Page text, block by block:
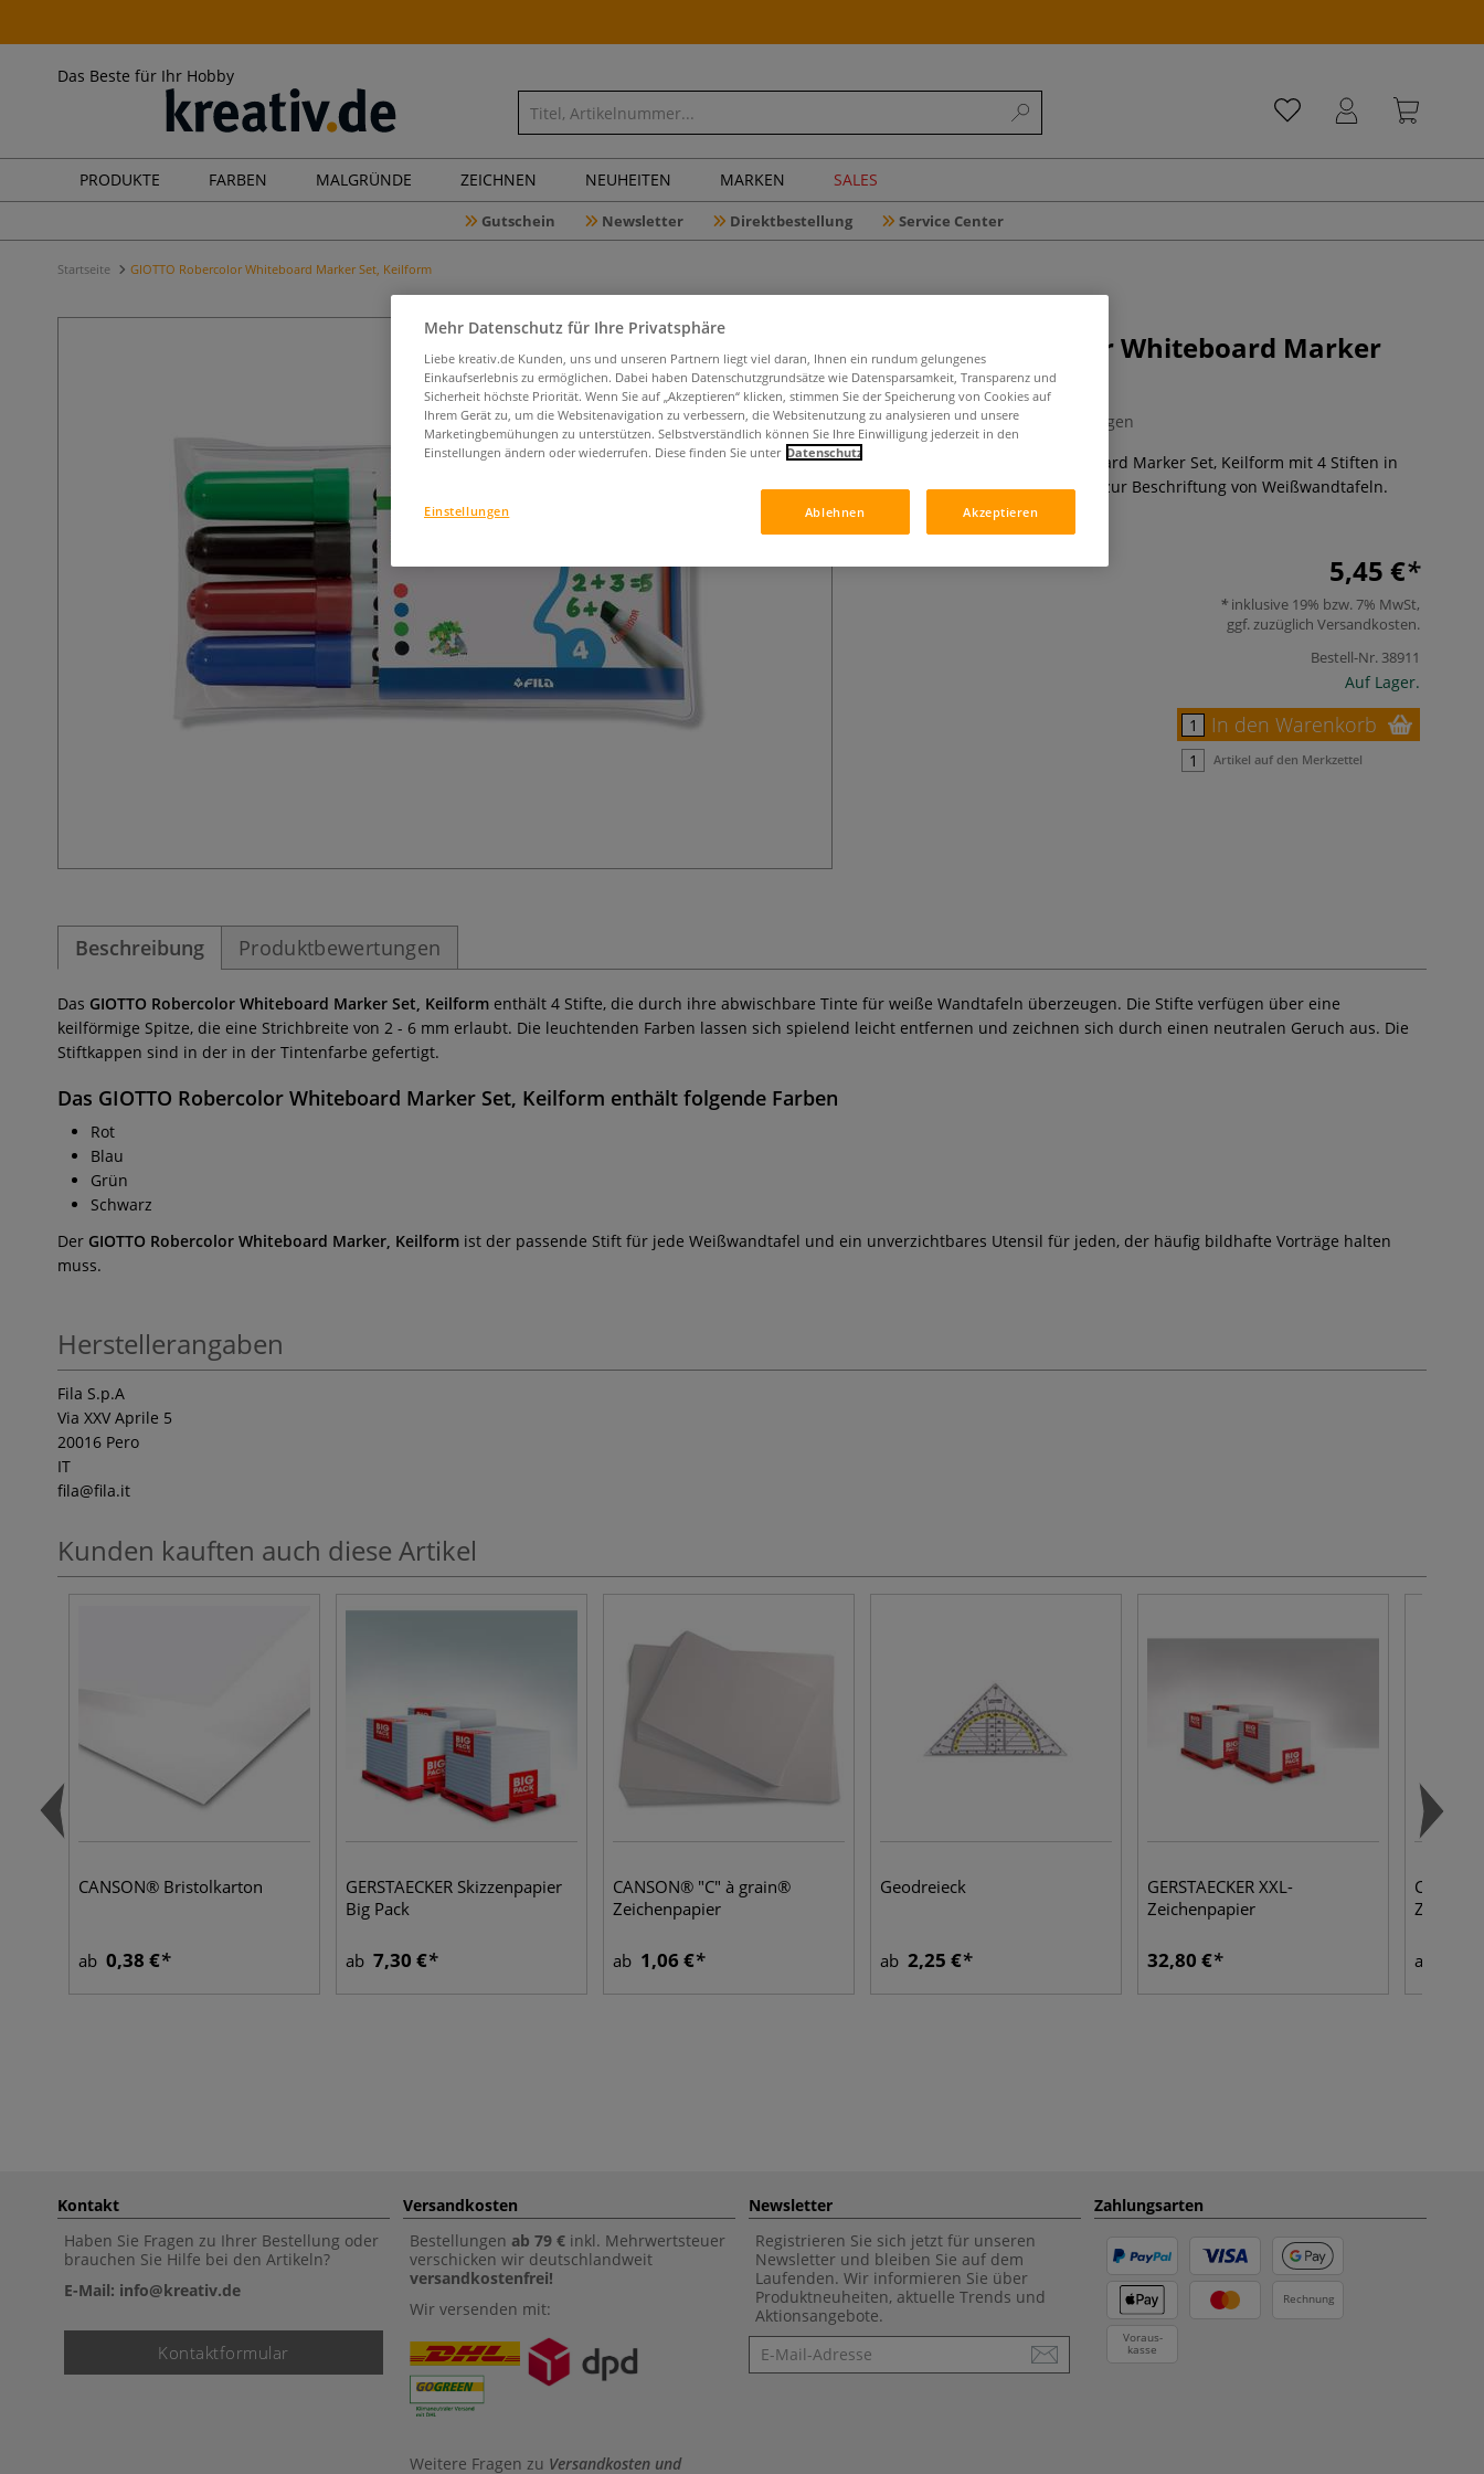
Das Beste für Ihr Hobby
PRODUKTE FARBEN MALGRÜNDE ZEICHNEN NEUHEITEN MARKEN SALES
Gutschein Newsletter Direktbestellung Service Center
Startseite GIOTTO Robercolor Whiteboard Marker Set, Keilform
GIOTTO Robercolor Whiteboard Marker
Set, Keilform
0 Bewertungen
Das GIOTTO Robercolor Whiteboard Marker Set, Keilform mit 4 Stiften in
unterschiedlichen Farben. Ideal zur Beschriftung von Weißwandtafeln.
Geruchsneutral.
Mehr
5,45 €
inklusive 19% bzw. 7% MwSt,
ggf. zuzüglich Versandkosten.
Bestell-Nr. 38911
Auf Lager.
In den Warenkorb
Artikel auf den Merkzettel
Beschreibung Produktbewertungen
Das GIOTTO Robercolor Whiteboard Marker Set, Keilform enthält 4 Stifte, die durch ihre abwischbare Tinte für weiße Wandtafeln überzeugen. Die Stifte verfügen über eine
keilförmige Spitze, die eine Strichbreite von 2 - 6 mm erlaubt. Die leuchtenden Farben lassen sich spielend leicht entfernen und zeichnen sich durch einen neutralen Geruch aus. Die
Stiftkappen sind in der in der Tintenfarbe gefertigt.
Das GIOTTO Robercolor Whiteboard Marker Set, Keilform enthält folgende Farben
Rot
Blau
Grün
Schwarz
Der GIOTTO Robercolor Whiteboard Marker, Keilform ist der passende Stift für jede Weißwandtafel und ein unverzichtbares Utensil für jeden, der häufig bildhafte Vorträge halten
muss.
Herstellerangaben
Fila S.p.A
Via XXV Aprile 5
20016 Pero
IT
fila@fila.it
Kunden kauften auch diese Artikel
CANSON® Bristolkarton
ab 0,38 €
GERSTAECKER Skizzenpapier
Big Pack
ab 7,30 €
CANSON® "C" à grain®
Zeichenpapier
ab 1,06 €
Geodreieck
ab 2,25 €
GERSTAECKER XXL-
Zeichenpapier
32,80 € ab
Kontakt
Haben Sie Fragen zu Ihrer Bestellung oder
brauchen Sie Hilfe bei den Artikeln?
E-Mail: info@kreativ.de
Kontaktformular
Versandkosten
Bestellungen ab 79 € inkl. Mehrwertsteuer
verschicken wir deutschlandweit
versandkostenfrei!
Wir versenden mit:
Weitere Fragen zu Versandkosten und
Newsletter
Registrieren Sie sich jetzt für unseren
Newsletter und bleiben Sie auf dem
Laufenden. Wir informieren Sie über
Produktneuheiten, aktuelle Trends und
Aktionsangebote.
Newsletter
Zahlungsarten
Rechnung
Voraus-
kasse
Mehr Datenschutz für Ihre Privatsphäre
Liebe kreativ.de Kunden, uns und unseren Partnern liegt viel daran, Ihnen ein rundum gelungenes
Einkaufserlebnis zu ermöglichen. Dabei haben Datenschutzgrundsätze wie Datensparsamkeit, Transparenz und
Sicherheit höchste Priorität. Wenn Sie auf „Akzeptieren“ klicken, stimmen Sie der Speicherung von Cookies auf
Ihrem Gerät zu, um die Websitenavigation zu verbessern, die Websitenutzung zu analysieren und unsere
Marketingbemühungen zu unterstützen. Selbstverständlich können Sie Ihre Einwilligung jederzeit in den
Einstellungen ändern oder wiederrufen. Diese finden Sie unter Datenschutz
Ablehnen Akzeptieren
Einstellungen